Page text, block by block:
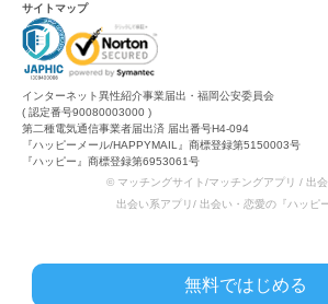
サイトマップ
インターネット異性紹介事業届出・福岡公安委員会
( 認定番号90080003000 )
第二種電気通信事業者届出済 届出番号H4-094
『ハッピーメール/HAPPYMAIL』商標登録第5150003号
『ハッピー』商標登録第6953061号
© マッチングサイト/マッチングアプリ / 出
出会い系アプリ/ 出会い・恋愛の『ハッピ
無料ではじめる